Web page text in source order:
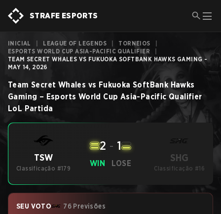
STRAFE ESPORTS
INICIAL LEAGUE OF LEGENDS TORNEIOS
ESPORTS WORLD CUP ASIA-PACIFIC QUALIFIER
TEAM SECRET WHALES VS FUKUOKA SOFTBANK HAWKS GAMING -
MAY 14, 2026
Team Secret Whales vs Fukuoka SoftBank Hawks
Gaming – Esports World Cup Asia-Pacific Qualifier
LoL Partida
TSW
Classificação #179
WIN
2 - 1
LOSE SHG
Classificação #16
SEU VOTO 76 Previsões